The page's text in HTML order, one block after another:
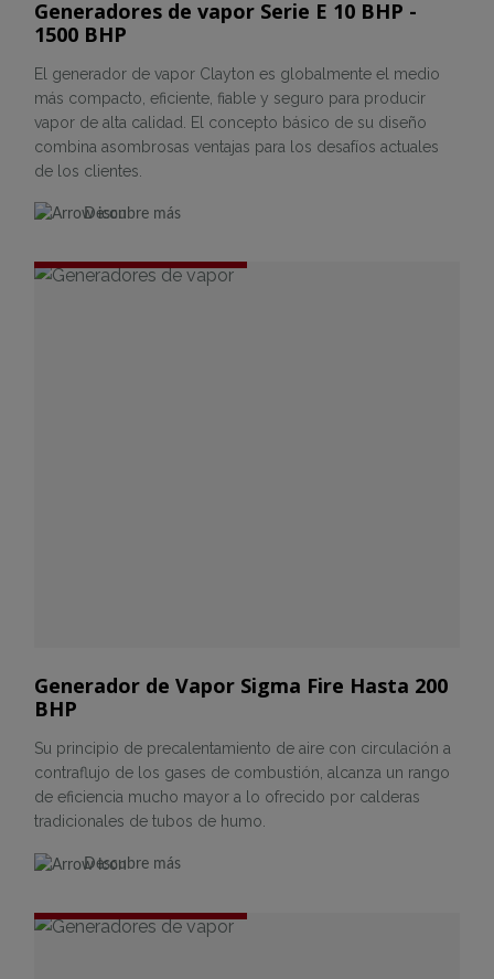
Generadores de vapor Serie E 10 BHP -
1500 BHP
El generador de vapor Clayton es globalmente el medio
más compacto, eficiente, fiable y seguro para producir
vapor de alta calidad. El concepto básico de su diseño
combina asombrosas ventajas para los desafíos actuales
de los clientes.
Descubre más
Generador de Vapor Sigma Fire Hasta 200
BHP
Su principio de precalentamiento de aire con circulación a
contraflujo de los gases de combustión, alcanza un rango
de eficiencia mucho mayor a lo ofrecido por calderas
tradicionales de tubos de humo.
Descubre más